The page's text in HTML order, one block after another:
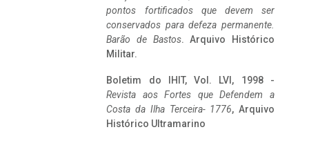
pontos fortificados que devem ser
conservados para defeza permanente.
Barão de Bastos. Arquivo Histórico
Militar.
Boletim do IHIT, Vol. LVI, 1998 -
Revista aos Fortes que Defendem a
Costa da Ilha Terceira- 1776, Arquivo
Histórico Ultramarino